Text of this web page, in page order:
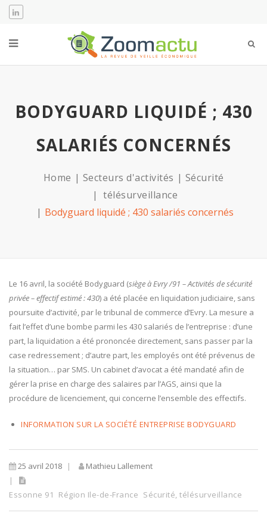
BODYGUARD LIQUIDÉ ; 430
SALARIÉS CONCERNÉS
Home Secteurs d'activités
Sécurité
télésurveillance
Bodyguard liquidé ; 430 salariés concernés
Le 16 avril, la société Bodyguard (siège à Evry /91 – Activités de sécurité
privée – effectif estimé : 430) a été placée en liquidation judiciaire, sans
poursuite d’activité, par le tribunal de commerce d’Evry. La mesure a
fait l’effet d’une bombe parmi les 430 salariés de l’entreprise : d’une
part, la liquidation a été prononcée directement, sans passer par la
case redressement ; d’autre part, les employés ont été prévenus de
la situation… par SMS. Un cabinet d’avocat a été mandaté afin de
gérer la prise en charge des salaires par l’AGS, ainsi que la
procédure de licenciement, qui concerne l’ensemble des effectifs.
INFORMATION SUR LA SOCIÉTÉ ENTREPRISE BODYGUARD
25 avril 2018 Mathieu Lallement
Essonne 91 Région Ile-de-France Sécurité, télésurveillance